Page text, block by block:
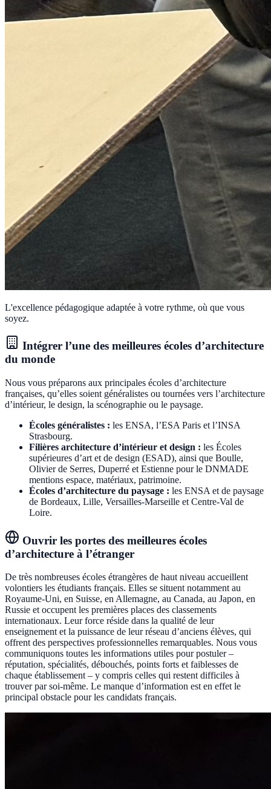
L'excellence pédagogique adaptée à votre rythme, où que vous
soyez.
Intégrer l’une des meilleures écoles d’architecture
du monde
Nous vous préparons aux principales écoles d’architecture
françaises, qu’elles soient généralistes ou tournées vers l’architecture
d’intérieur, le design, la scénographie ou le paysage.
Écoles généralistes : les ENSA, l’ESA Paris et l’INSA
Strasbourg.
Filières architecture d’intérieur et design : les Écoles
supérieures d’art et de design (ESAD), ainsi que Boulle,
Olivier de Serres, Duperré et Estienne pour le DNMADE
mentions espace, matériaux, patrimoine.
Écoles d’architecture du paysage : les ENSA et de paysage
de Bordeaux, Lille, Versailles-Marseille et Centre-Val de
Loire.
Ouvrir les portes des meilleures écoles
d’architecture à l’étranger
De très nombreuses écoles étrangères de haut niveau accueillent
volontiers les étudiants français. Elles se situent notamment au
Royaume-Uni, en Suisse, en Allemagne, au Canada, au Japon, en
Russie et occupent les premières places des classements
internationaux. Leur force réside dans la qualité de leur
enseignement et la puissance de leur réseau d’anciens élèves, qui
offrent des perspectives professionnelles remarquables. Nous vous
communiquons toutes les informations utiles pour postuler –
réputation, spécialités, débouchés, points forts et faiblesses de
chaque établissement – y compris celles qui restent difficiles à
trouver par soi-même. Le manque d’information est en effet le
principal obstacle pour les candidats français.